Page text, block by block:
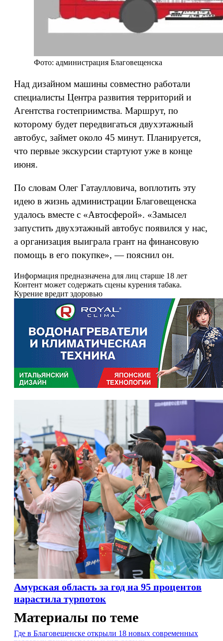
Фото: администрация Благовещенска
Над дизайном машины совместно работали
специалисты Центра развития территорий и
Агентства гостеприимства. Маршрут, по
которому будет передвигаться двухэтажный
автобус, займет около 45 минут. Планируется,
что первые экскурсии стартуют уже в конце
июня.
По словам Олег Гатаулловича, воплотить эту
идею в жизнь администрации Благовещенска
удалось вместе с «Автосферой». «Замысел
запустить двухэтажный автобус появился у нас,
а организация выиграла грант на финансовую
помощь в его покупке», — пояснил он.
Информация предназначена для лиц старше 18 лет
Контент может содержать сцены курения табака.
Курение вредит здоровью
Амурская область за год на 95 процентов
нарастила турпоток
Материалы по теме
Где в Благовещенске открыли 18 новых современных